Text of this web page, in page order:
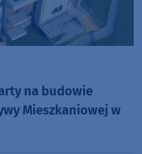
na budowie
Mieszkaniowej w